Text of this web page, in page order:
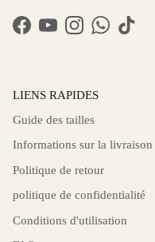
Facebook
YouTubeInstagramWhatsApp
TikTok
LIENS RAPIDES
Guide des tailles
Informations sur la livraison
Politique de retour
politique de confidentialité
Conditions d'utilisation